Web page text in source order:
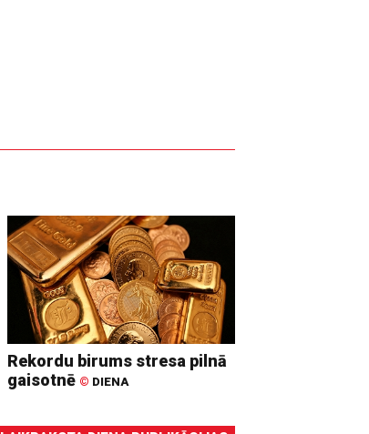
Rekordu birums stresa pilnā
gaisotnē © DIENA